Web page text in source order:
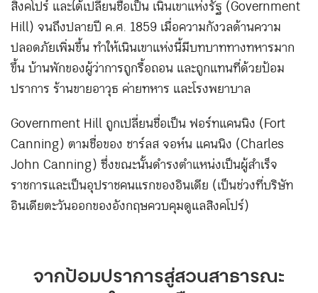
สิงคโปร์ และได้เปลี่ยนชื่อเป็น เนินเขาแห่งรัฐ (Government
Hill) จนถึงปลายปี ค.ศ. 1859 เมื่อความกังวลด้านความ
ปลอดภัยเพิ่มขึ้น ทำให้เนินเขาแห่งนี้มีบทบาททางทหารมาก
ขึ้น บ้านพักของผู้ว่าการถูกรื้อถอน และถูกแทนที่ด้วยป้อม
ปราการ ร้านขายอาวุธ ค่ายทหาร และโรงพยาบาล
Government Hill ถูกเปลี่ยนชื่อเป็น ฟอร์ทแคนนิง (Fort
Canning) ตามชื่อของ ชาร์ลส จอห์น แคนนิง (Charles
John Canning) ซึ่งขณะนั้นดำรงตำแหน่งเป็นผู้สำเร็จ
ราชการและเป็นอุปราชคนแรกของอินเดีย (เป็นช่วงที่บริษัท
อินเดียตะวันออกของอังกฤษควบคุมดูแลสิงคโปร์)
จากป้อมปราการสู่สวนสาธารณะ